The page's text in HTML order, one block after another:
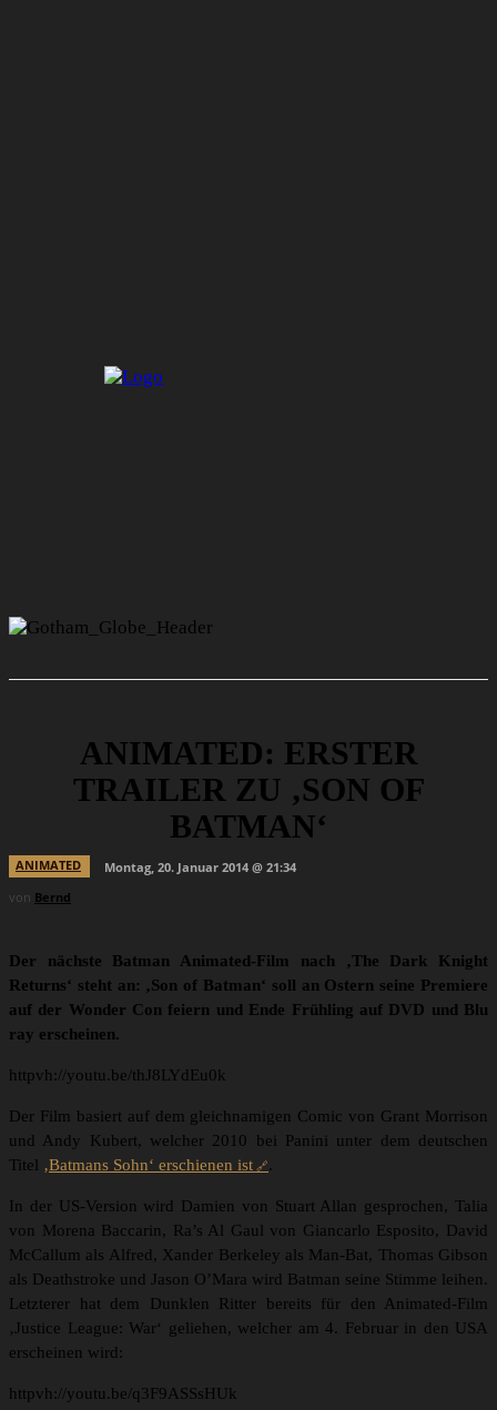
ANIMATED: ERSTER
TRAILER ZU ‚SON OF
BATMAN‘
ANIMATED
Montag, 20. Januar 2014 @ 21:34
von Bernd
Der nächste Batman Animated-Film nach ‚The Dark Knight
Returns‘ steht an: ‚Son of Batman‘ soll an Ostern seine Premiere
auf der Wonder Con feiern und Ende Frühling auf DVD und Blu
ray erscheinen.
httpvh://youtu.be/thJ8LYdEu0k
Der Film basiert auf dem gleichnamigen Comic von Grant Morrison
und Andy Kubert, welcher 2010 bei Panini unter dem deutschen
Titel ‚Batmans Sohn‘ erschienen ist .
In der US-Version wird Damien von Stuart Allan gesprochen, Talia
von Morena Baccarin, Ra’s Al Gaul von Giancarlo Esposito, David
McCallum als Alfred, Xander Berkeley als Man-Bat, Thomas Gibson
als Deathstroke und Jason O’Mara wird Batman seine Stimme leihen.
Letzterer hat dem Dunklen Ritter bereits für den Animated-Film
‚Justice League: War‘ geliehen, welcher am 4. Februar in den USA
erscheinen wird:
httpvh://youtu.be/q3F9ASSsHUk